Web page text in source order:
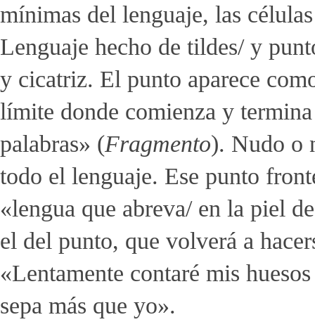
mínimas del lenguaje, las
Lenguaje hecho de tildes/ y
y cicatriz. El punto aparece
límite donde comienza y
palabras» (Fragmento). Nudo o
todo el lenguaje. Ese punto
«lengua que abreva/ en la piel
el del punto, que volverá a
«Lentamente contaré mis
sepa más que yo».